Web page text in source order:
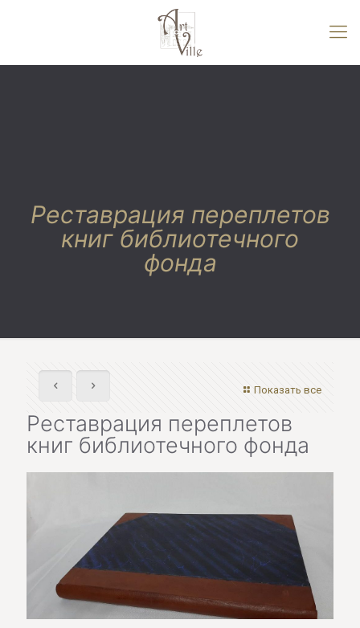
Реставрация переплетов
книг библиотечного
фонда
Показать все
Реставрация переплетов
книг библиотечного фонда